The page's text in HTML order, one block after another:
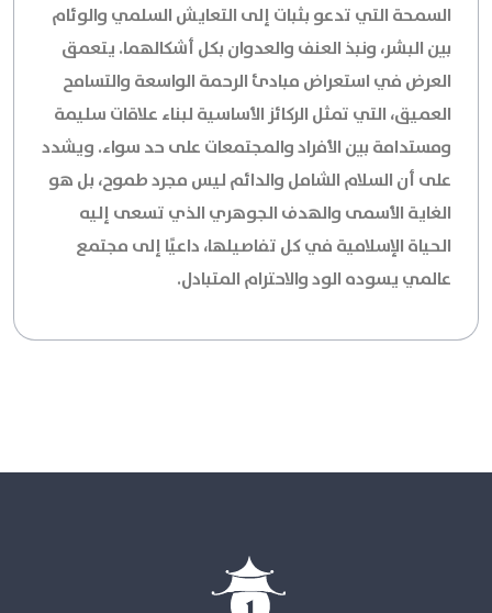
السمحة التي تدعو بثبات إلى التعايش السلمي والوئام
بين البشر، ونبذ العنف والعدوان بكل أشكالهما. يتعمق
العرض في استعراض مبادئ الرحمة الواسعة والتسامح
العميق، التي تمثل الركائز الأساسية لبناء علاقات سليمة
ومستدامة بين الأفراد والمجتمعات على حد سواء. ويشدد
على أن السلام الشامل والدائم ليس مجرد طموح، بل هو
الغاية الأسمى والهدف الجوهري الذي تسعى إليه
الحياة الإسلامية في كل تفاصيلها، داعيًا إلى مجتمع
عالمي يسوده الود والاحترام المتبادل.